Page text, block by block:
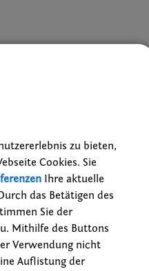
Formularen
"reCAPTCHA" in Ihren
Cookie Einstellungen
zu bieten,
Cookies. Sie
Ihre aktuelle
das Betätigen des
Sie der
Mithilfe des Buttons
Verwendung nicht
Auflistung der